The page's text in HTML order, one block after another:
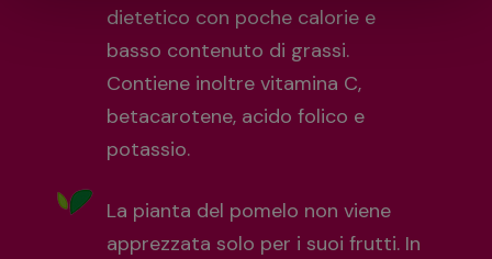
dietetico con poche calorie e
basso contenuto di grassi.
Contiene inoltre vitamina C,
betacarotene, acido folico e
potassio.
La pianta del pomelo non viene
apprezzata solo per i suoi frutti. In